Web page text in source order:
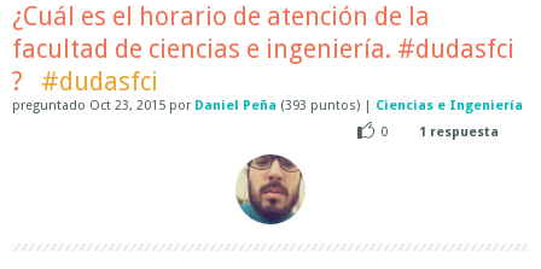
¿Cuál es el horario de atención de la
facultad de ciencias e ingeniería. #dudasfci
?
#dudasfci
preguntado Oct 23, 2015 por Daniel Peña (393 puntos) | Ciencias e Ingeniería
0
1 respuesta